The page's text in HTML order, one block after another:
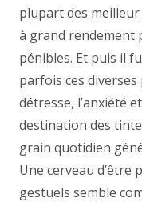
plupart des
à grand rendement
pénibles. Et puis il
parfois ces
détresse, l’anxiété
destination des
grain quotidien
Une cerveau
gestuels semble